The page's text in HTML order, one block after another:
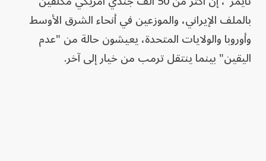
بالملف الإيراني، والموزعين في أنحاء الشرق الأوسط
وأوروبا والولايات المتحدة، يعيشون حالة من "عدم
اليقين" بينما ينتقل ترمب من خيار إلى آخر.